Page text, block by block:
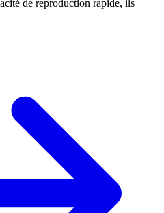
de reproduction rapide, ils